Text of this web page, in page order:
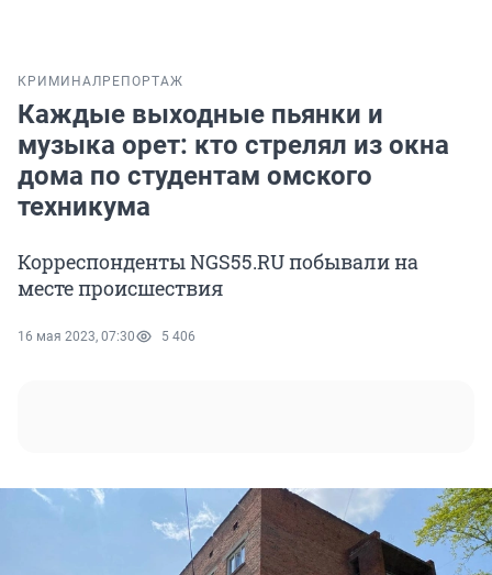
КРИМИНАЛ РЕПОРТАЖ
Каждые выходные пьянки и
музыка орет: кто стрелял из окна
дома по студентам омского
техникума
Корреспонденты NGS55.RU побывали на
месте происшествия
16 мая 2023, 07:30 5 406